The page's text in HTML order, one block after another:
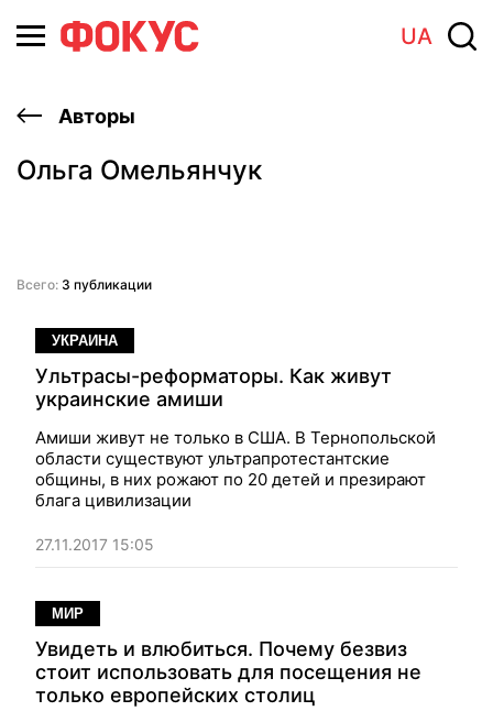
UA
Авторы
Ольга Омельянчук
Всего: 3 публикации
УКРАИНА
Ультрасы-реформаторы. Как живут
украинские амиши
Амиши живут не только в США. В Тернопольской
области существуют ультра­протестантские
общины, в них рожают по 20 детей и презирают
блага цивилизации
27.11.2017 15:05
МИР
Увидеть и влюбиться. Почему безвиз
стоит использовать для посещения не
только европейских столиц